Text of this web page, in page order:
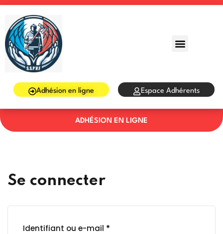
Adhésion en ligne Espace Adhérents
ADHÉSION EN LIGNE
Se connecter
Identifiant ou e-mail *
Don’t have an account?
Remember me